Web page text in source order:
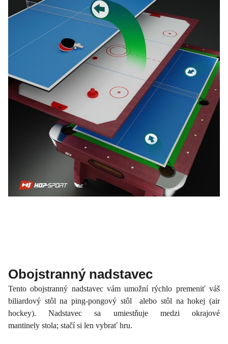
Obojstranný nadstavec
Tento obojstranný nadstavec vám umožní rýchlo premeniť váš
biliardový stôl na ping-pongový stôl alebo stôl na hokej (air
hockey). Nadstavec sa umiestňuje medzi okrajové
mantinely stola; stačí si len vybrať hru.